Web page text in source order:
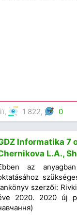
, 1 822, 0
Informatika 7
L.A.,
az
szerzői:
2020. 2020 új